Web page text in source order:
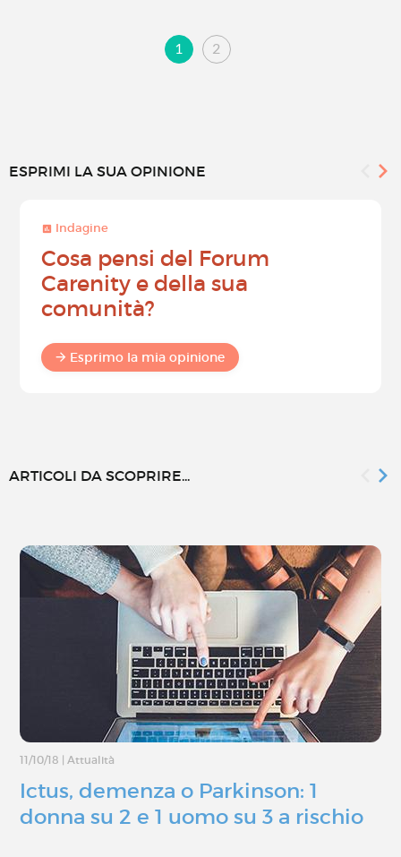
1 2
ESPRIMI LA SUA OPINIONE
Indagine
Cosa pensi del Forum
Carenity e della sua
comunità?
Esprimo la mia opinione
ARTICOLI DA SCOPRIRE...
11/10/18 Attualità
Ictus, demenza o Parkinson: 1
donna su 2 e 1 uomo su 3 a rischio